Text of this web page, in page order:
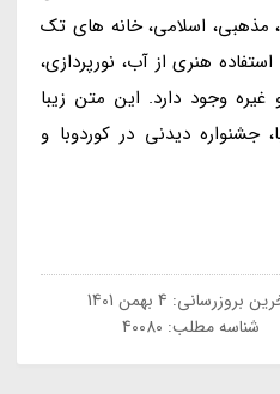
مذهبی، اسلامی، خانه های تک
هنری از آب، نورپردازی،
وجود دارد. این متن زیبا
جشنواره دیدنی در کوردوبا و
بروزرسانی: 4 بهمن 1401
شناسه مطلب: 40080